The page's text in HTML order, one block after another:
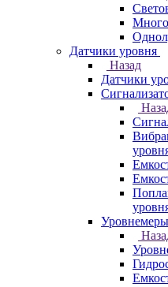
Датчики уровня
Назад
Датчики
Уровнемеры